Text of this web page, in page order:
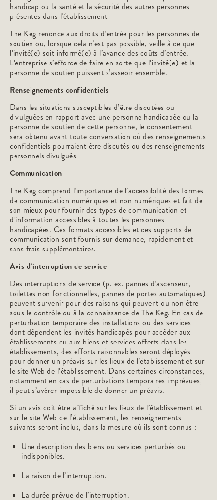
handicap ou la santé et la sécurité des autres personnes
présentes dans l’établissement.
The Keg renonce aux droits d’entrée pour les personnes de
soutien ou, lorsque cela n’est pas possible, veille à ce que
l’invité(e) soit informé(e) à l’avance des coûts d’entrée.
L’entreprise s’efforce de faire en sorte que l’invité(e) et la
personne de soutien puissent s’asseoir ensemble.
Renseignements confidentiels
Dans les situations susceptibles d’être discutées ou
divulguées en rapport avec une personne handicapée ou la
personne de soutien de cette personne, le consentement
sera obtenu avant toute conversation où des renseignements
confidentiels pourraient être discutés ou des renseignements
personnels divulgués.
Communication
The Keg comprend l’importance de l’accessibilité des formes
de communication numériques et non numériques et fait de
son mieux pour fournir des types de communication et
d’information accessibles à toutes les personnes
handicapées. Ces formats accessibles et ces supports de
communication sont fournis sur demande, rapidement et
sans frais supplémentaires.
Avis d’interruption de service
Des interruptions de service (p. ex. pannes d’ascenseur,
toilettes non fonctionnelles, pannes de portes automatiques)
peuvent survenir pour des raisons qui peuvent ou non être
sous le contrôle ou à la connaissance de The Keg. En cas de
perturbation temporaire des installations ou des services
dont dépendent les invités handicapés pour accéder aux
établissements ou aux biens et services offerts dans les
établissements, des efforts raisonnables seront déployés
pour donner un préavis sur les lieux de l’établissement et sur
le site Web de l’établissement. Dans certaines circonstances,
notamment en cas de perturbations temporaires imprévues,
il peut s’avérer impossible de donner un préavis.
Si un avis doit être affiché sur les lieux de l’établissement et
sur le site Web de l’établissement, les renseignements
suivants seront inclus, dans la mesure où ils sont connus :
Une description des biens ou services perturbés ou
indisponibles.
La raison de l’interruption.
La durée prévue de l’interruption.